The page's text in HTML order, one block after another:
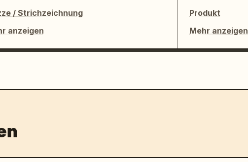
/ Strichzeichnung
anzeigen
Produkt
Mehr anzeigen